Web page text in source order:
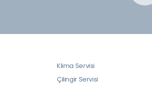
Klima Servisi
Çilingir Servisi